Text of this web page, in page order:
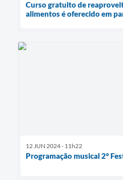
Curso gratuito de
alimentos é oferecido em
12 JUN 2024 - 11h22
Programação musical 2°